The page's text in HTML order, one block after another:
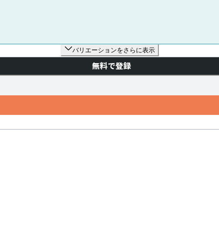
バリエーションをさらに表示
無料で登録